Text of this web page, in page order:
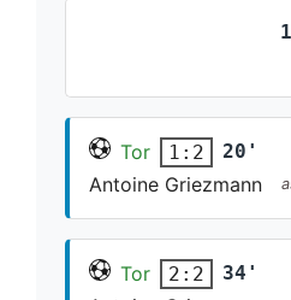
Tor 1:2 20'
Antoine Griezmann
Tor 2:2 34'